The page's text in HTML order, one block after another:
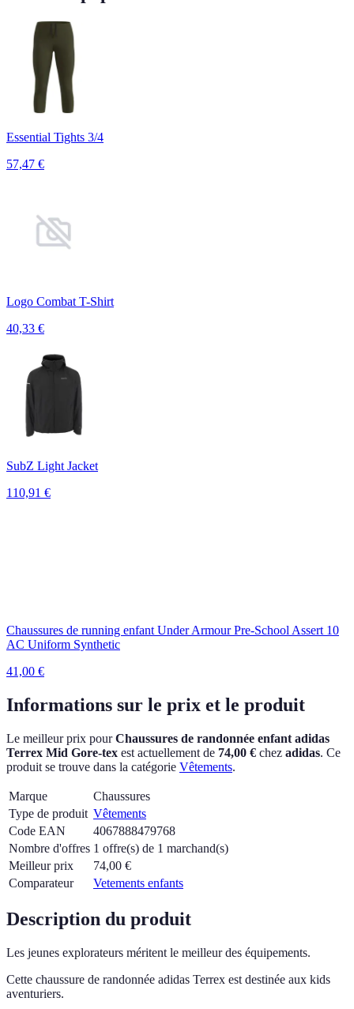
Essential Tights 3/4
57,47 €
Logo Combat T-Shirt
40,33 €
SubZ Light Jacket
110,91 €
Chaussures de running enfant Under Armour Pre-School Assert 10
AC Uniform Synthetic
41,00 €
Informations sur le prix et le produit
Le meilleur prix pourChaussures de randonnée enfant adidas
Terrex Mid Gore-tex est actuellement de 74,00 € chez adidas. Ce
produit se trouve dans la catégorie Vêtements.
Marque
Chaussures
Type de produit Vêtements
Code EAN
4067888479768
Nombre d'offres 1 offre(s) de 1 marchand(s)
Meilleur prix
74,00 €
Comparateur
Vetements enfants
Description du produit
Les jeunes explorateurs méritent le meilleur des équipements.
Cette chaussure de randonnée adidas Terrex est destinée aux kids
aventuriers.